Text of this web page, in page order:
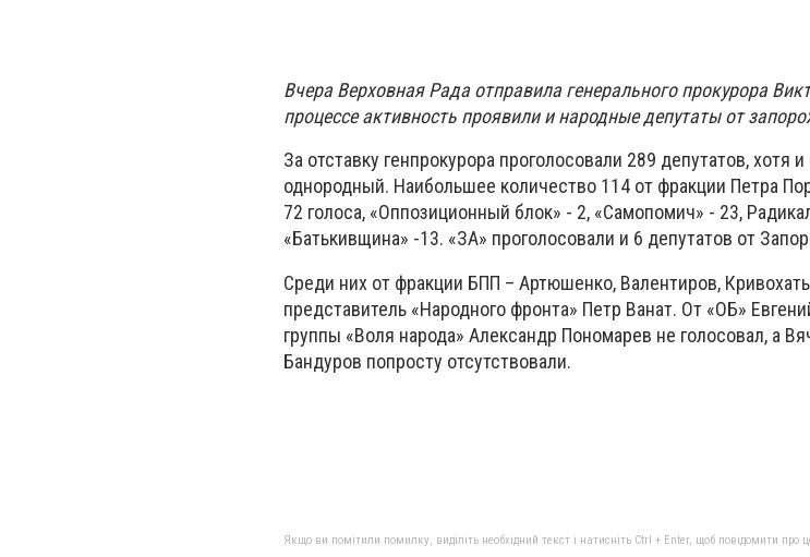
Вчера Верховная Рада отправила генерального прокурора
процессе активность проявили и народные депутаты от
За отставку генпрокурора проголосовали 289 депутатов, хотя
однородный. Наибольшее количество 114 от фракции Петра
72 голоса, «Оппозиционный блок» - 2, «Самопомич» - 23,
«Батькивщина» -13. «ЗА» проголосовали и 6 депутатов от
Среди них от фракции БПП – Артюшенко, Валентиров,
представитель «Народного фронта» Петр Ванат. От «ОБ»
группы «Воля народа» Александр Пономарев не голосовал, а
Бандуров попросту отсутствовали.
Якщо ви помітили помилку, виділіть необхідний текст і натисніть Ctrl + Enter, щоб повідомити про